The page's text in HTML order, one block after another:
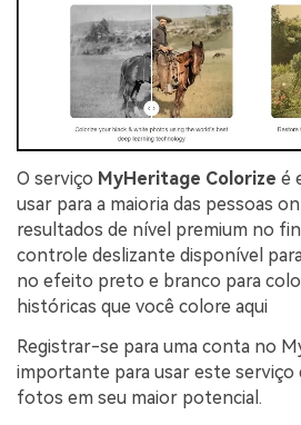
O serviço MyHeritage Colorize é
usar para a maioria das pessoas
resultados de nível premium no
controle deslizante disponível
no efeito preto e branco para
históricas que você colore aqui
Registrar-se para uma conta no
importante para usar este serviço
fotos em seu maior potencial.